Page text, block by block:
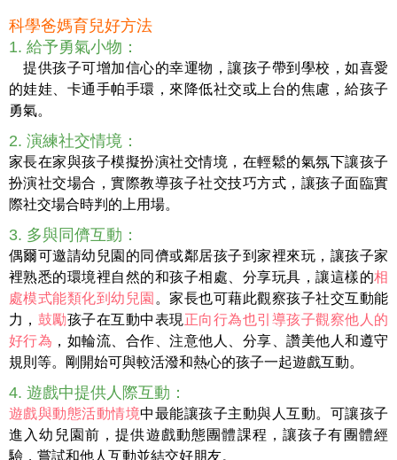
科學爸媽育兒好方法
1. 給予勇氣小物：
提供孩子可增加信心的幸運物，讓孩子帶到學校，如喜愛
的娃娃、卡通手帕手環，來降低社交或上台的焦慮，給孩子
勇氣。
2. 演練社交情境：
家長在家與孩子模擬扮演社交情境，在輕鬆的氣氛下讓孩子
扮演社交場合，實際教導孩子社交技巧方式，讓孩子面臨實
際社交場合時判的上用場。
3. 多與同儕互動：
偶爾可邀請幼兒園的同儕或鄰居孩子到家裡來玩，讓孩子家
裡熟悉的環境裡自然的和孩子相處、分享玩具，讓這樣的相
處模式能類化到幼兒園 。家長也可藉此觀察孩子社交互動能
力， 鼓勵孩子在互動中表現 正向行為也引導孩子觀察他人的
好行為 ，如輪流、合作、注意他人、分享、讚美他人和遵守
規則等。剛開始可與較活潑和熱心的孩子一起遊戲互動。
4. 遊戲中提供人際互動：
遊戲與動態活動情境中最能讓孩子主動與人互動。可讓孩子
進入幼兒園前，提供遊戲動態團體課程，讓孩子有團體經
驗，嘗試和他人互動並結交好朋友。